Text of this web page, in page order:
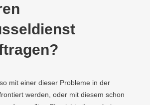
mit einer dieser Probleme in der
werden, oder mit diesem schon